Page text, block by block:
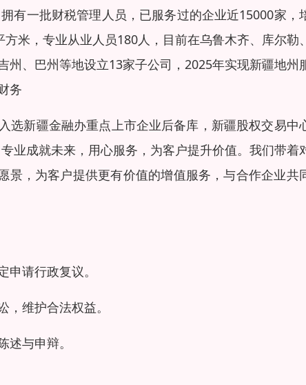
有一批财税管理人员，已服务过的企业近15000家，
米，专业从业人员180人，目前在乌鲁木齐、库尔勒
、巴州等地设立13家子公司，2025年实现新疆地州
务
选新疆金融办重点上市企业后备库，新疆股权交易中
业成就未来，用心服务，为客户提升价值。我们带着
景，为客户提供更有价值的增值服务，与合作企业共
请行政复议。
维护合法权益。
与申辩。